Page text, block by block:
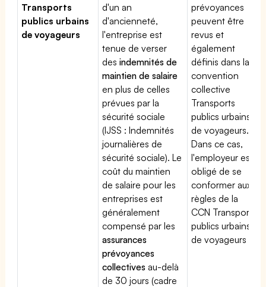
Transports
publics urbains
de voyageurs
d'un an
d'ancienneté,
l'entreprise est
tenue de verser
desindemnités de
maintien de salaire
en plus de celles
prévues par la
sécurité sociale
(IJSS : Indemnités
journalières de
sécurité sociale). Le
coût du maintien
de salaire pour les
entreprises est
généralement
compensé par les
assurances
prévoyances
collectives au-delà
de 30 jours (cadre
prévoyances
peuvent être
revus et
également
définis dans la
convention
collective
Transports
publics urbains
de voyageurs.
Dans ce cas,
l'employeur est
obligé de se
conformer aux
règles de la
CCN Transports
publics urbains
de voyageurs